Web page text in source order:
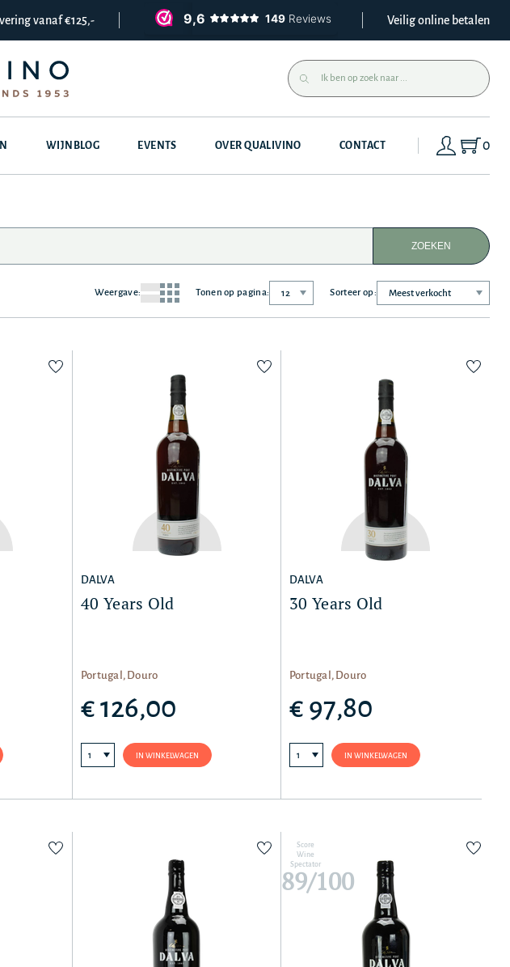
vanaf €125,- Veilig online betalen
WIJNBLOG EVENTS OVER QUALIVINO CONTACT 0
ZOEKEN
Weergave: Tonen op pagina: Sorteer op:
DALVA
40 Years Old
Portugal, Douro
€ 126,00
IN WINKELWAGEN
DALVA
30 Years Old
Portugal, Douro
€ 97,80
IN WINKELWAGEN
Score
Wine
Spectator
89/100